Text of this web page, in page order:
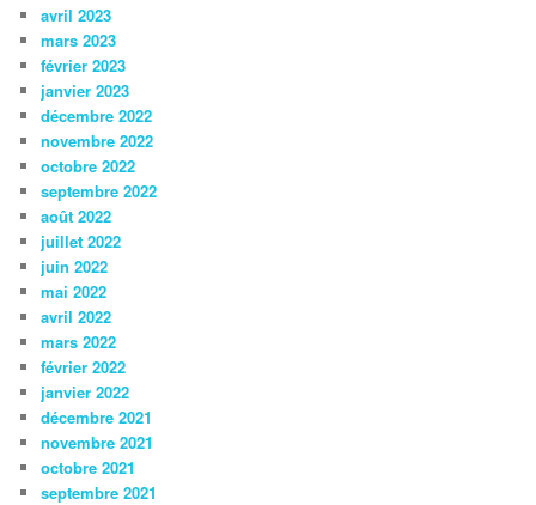
avril 2023
mars 2023
février 2023
janvier 2023
décembre 2022
novembre 2022
octobre 2022
septembre 2022
août 2022
juillet 2022
juin 2022
mai 2022
avril 2022
mars 2022
février 2022
janvier 2022
décembre 2021
novembre 2021
octobre 2021
septembre 2021